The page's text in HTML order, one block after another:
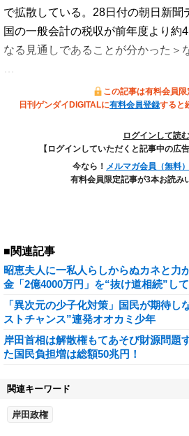
で拡散している。28日付の朝日新聞
国の一般会計の税収が前年度より約
なる見通しであることが分かった＞
この記事は有料会員限
日刊ゲンダイDIGITALに有料会員登録すると
ログインして読む
【ログインしていただくと記事中の広
今なら！ メルマガ会員（無料
有料会員限定記事が3本お読み
■関連記事
昭恵夫人に一私人らしからぬカネと力
金「2億4000万円」を“抜け道相続”し
「異次元の少子化対策」国民が期待
ストチャンス”連発オオカミ少年
岸田首相は解散権もてあそび財源問
た国民負担増は総額50兆円！
関連キーワード
岸田政権